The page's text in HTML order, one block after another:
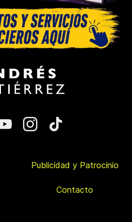
Publicidad y Patrocinio
Contacto